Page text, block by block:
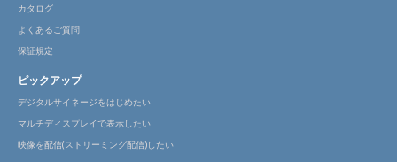
カタログ
よくあるご質問
保証規定
ピックアップ
デジタルサイネージをはじめたい
マルチディスプレイで表示したい
映像を配信(ストリーミング配信)したい